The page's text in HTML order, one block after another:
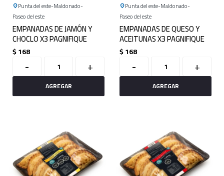
Punta del este Maldonado
Paseo del este
EMPANADAS DE JAMÓN Y
CHOCLO X3 PAGNIFIQUE
$168
- +
Punta del este Maldonado
Paseo del este
EMPANADAS DE QUESO Y
ACEITUNAS X3 PAGNIFIQUE
$168
- +